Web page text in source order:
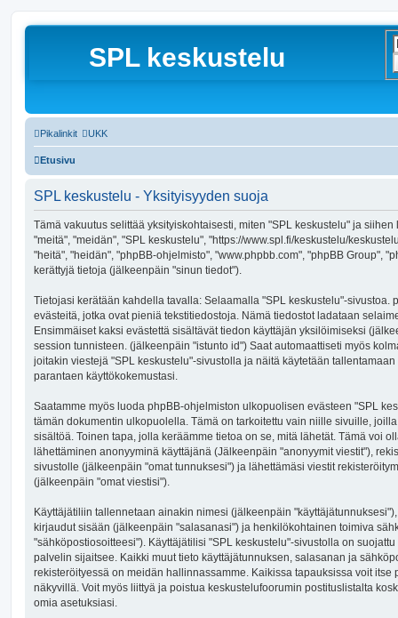
SPL keskustelu
Pikalinkit UKK
Etusivu
SPL keskustelu - Yksityisyyden suoja
Tämä vakuutus selittää yksityiskohtaisesti, miten "SPL keskustelu" ja
"meitä", "meidän", "SPL keskustelu", "https://www.spl.fi/keskustelu/
"heitä", "heidän", "phpBB-ohjelmisto", "www.phpbb.com", "phpBB Group",
kerättyjä tietoja (jälkeenpäin "sinun tiedot").
Tietojasi kerätään kahdella tavalla: Selaamalla "SPL keskustelu"-sivustoa.
evästeitä, jotka ovat pieniä tekstitiedostoja. Nämä tiedostot ladataan
Ensimmäiset kaksi evästettä sisältävät tiedon käyttäjän yksilöimiseksi
session tunnisteen. (jälkeenpäin "istunto id") Saat automaattiseti myös
joitakin viestejä "SPL keskustelu"-sivustolla ja näitä käytetään
parantaen käyttökokemustasi.
Saatamme myös luoda phpBB-ohjelmiston ulkopuolisen evästeen "SPL
tämän dokumentin ulkopuolella. Tämä on tarkoitettu vain niille sivuille,
sisältöä. Toinen tapa, jolla keräämme tietoa on se, mitä lähetät. Tämä voi
lähettäminen anonyyminä käyttäjänä (Jälkeenpäin "anonyymit viestit"),
sivustolle (jälkeenpäin "omat tunnuksesi") ja lähettämäsi viestit
(jälkeenpäin "omat viestisi").
Käyttäjätiliin tallennetaan ainakin nimesi (jälkeenpäin
kirjaudut sisään (jälkeenpäin "salasanasi") ja henkilökohtainen toimiva
"sähköpostiosoitteesi"). Käyttäjätilisi "SPL keskustelu"-sivustolla on
palvelin sijaitsee. Kaikki muut tieto käyttäjätunnuksen, salasanan ja
rekisteröityessä on meidän hallinnassamme. Kaikissa tapauksissa voit itse
näkyvillä. Voit myös liittyä ja poistua keskustelufoorumin postituslistalta
omia asetuksiasi.